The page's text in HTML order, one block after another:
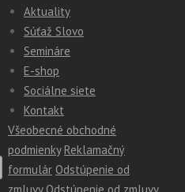
Aktuality
Súťaž Slovo
Semináre
E-shop
Sociálne siete
Kontakt
Všeobecné obchodné
podmienky Reklamačný
formulár Odstúpenie od
zmluvy Odstúpenie od zmluvy